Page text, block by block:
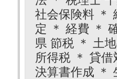
社会保険料 ＊
定 ＊ 経費 ＊
県 節税 ＊ 土
所得税 ＊ 貸
決算書作成 ＊